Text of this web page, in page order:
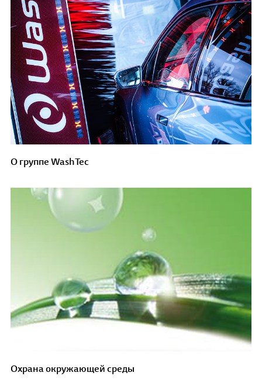
О группе WashTec
Охрана окружающей среды